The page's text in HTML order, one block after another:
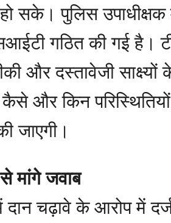
सके। पुलिस उपाधीक्षक
गठित की गई है।
और दस्तावेजी
कैसे और किन
जाएगी।
मांगे जवाब
दान चढ़ावे के आरोप में